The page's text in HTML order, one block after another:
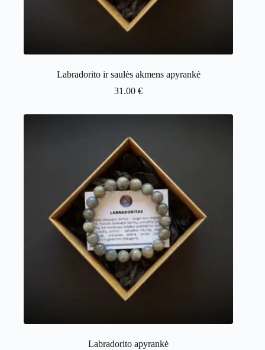
Labradorito ir saulės akmens apyrankė
31.00€
Labradorito apyrankė